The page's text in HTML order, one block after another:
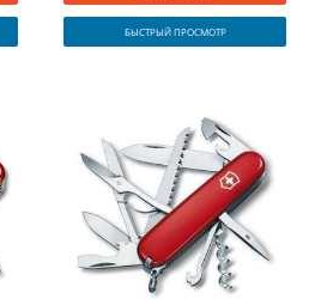
БЫСТРЫЙ ПРОСМОТР